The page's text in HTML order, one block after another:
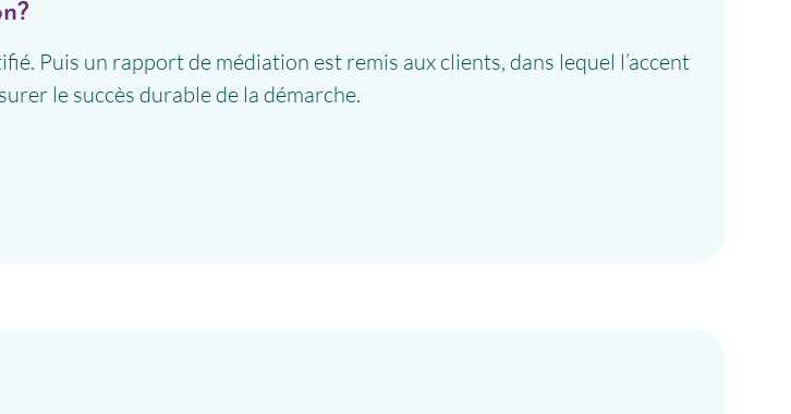
Puis un rapport de médiation est remis aux clients, dans lequel l’accent
le succès durable de la démarche.